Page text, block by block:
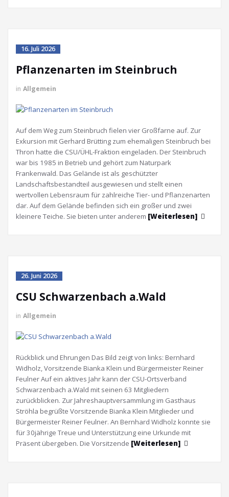
16. Juli 2026
Pflanzenarten im Steinbruch
in Allgemein
Auf dem Weg zum Steinbruch fielen vier Großfarne auf. Zur
Exkursion mit Gerhard Brütting zum ehemaligen Steinbruch bei
Thron hatte die CSU/ÜHL-Fraktion eingeladen. Der Steinbruch
war bis 1985 in Betrieb und gehört zum Naturpark
Frankenwald. Das Gelände ist als geschützter
Landschaftsbestandteil ausgewiesen und stellt einen
wertvollen Lebensraum für zahlreiche Tier- und Pflanzenarten
dar. Auf dem Gelände befinden sich ein großer und zwei
kleinere Teiche. Sie bieten unter anderem [Weiterlesen]
26. Juni 2026
CSU Schwarzenbach a.Wald
in Allgemein
Rückblick und Ehrungen Das Bild zeigt von links: Bernhard
Widholz, Vorsitzende Bianka Klein und Bürgermeister Reiner
Feulner Auf ein aktives Jahr kann der CSU-Ortsverband
Schwarzenbach a.Wald mit seinen 63 Mitgliedern
zurückblicken. Zur Jahreshauptversammlung im Gasthaus
Ströhla begrüßte Vorsitzende Bianka Klein Mitglieder und
Bürgermeister Reiner Feulner. An Bernhard Widholz konnte sie
für 30jährige Treue und Unterstützung eine Urkunde mit
Präsent übergeben. Die Vorsitzende [Weiterlesen]